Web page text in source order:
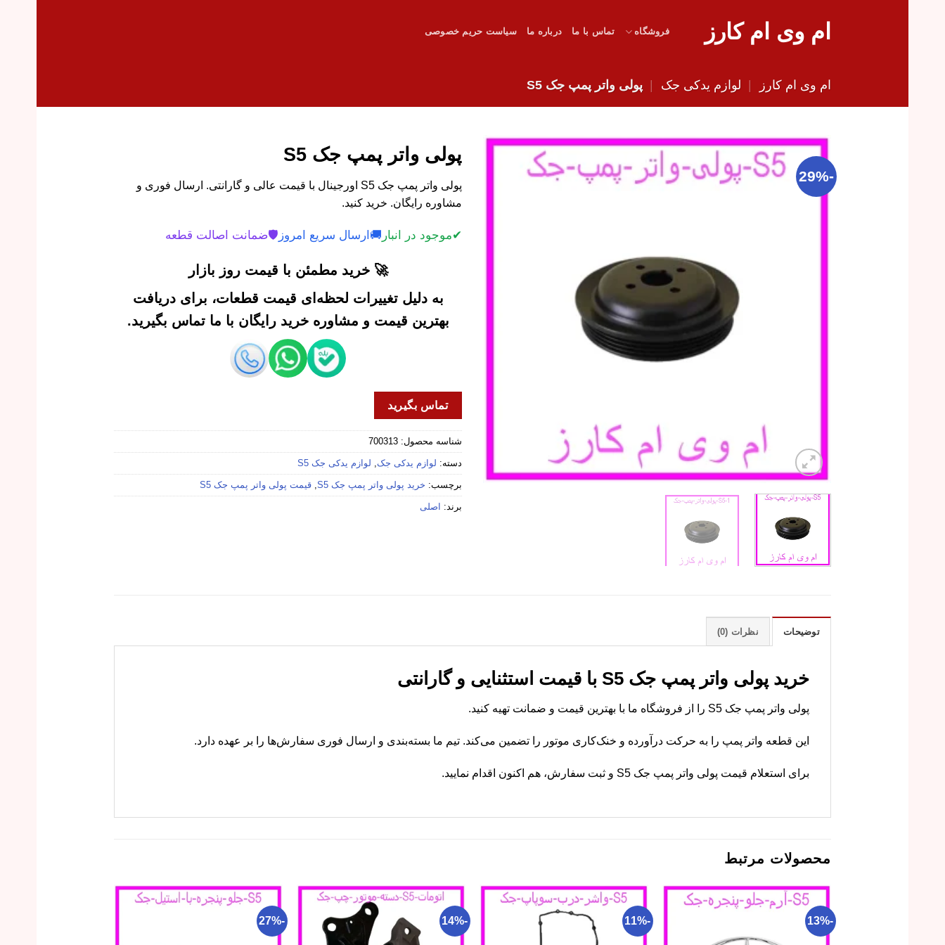
ام وی ام کارز فروشگاه تماس با ما درباره ما سیاست حریم خصوصی
ام وی ام کارز | لوازم یدکی جک | پولی واتر پمپ جک S5
-29%
پولی واتر پمپ جک S5
پولی واتر پمپ جک S5 اورجینال با قیمت عالی و گارانتی. ارسال فوری و
مشاوره رایگان. خرید کنید.
✔موجود در انبار 🚚 ارسال سریع امروز 🛡️ضمانت اصالت قطعه
🚀 خرید مطمئن با قیمت روز بازار
به دلیل تغییرات لحظه‌ای قیمت قطعات، برای دریافت
بهترین قیمت و مشاوره خرید رایگان با ما تماس بگیرید.
تماس بگیرید
شناسه محصول: 700313
دسته: لوازم یدکی جک لوازم یدکی جک S5
برچسب: خرید پولی واتر پمپ جک S5 قیمت پولی واتر پمپ جک S5
برند: اصلی
توضیحات نظرات (0)
خرید پولی واتر پمپ جک S5 با قیمت استثنایی و گارانتی
پولی واتر پمپ جک S5 را از فروشگاه ما با بهترین قیمت و ضمانت تهیه کنید.
این قطعه واتر پمپ را به حرکت درآورده و خنک‌کاری موتور را تضمین می‌کند. تیم ما بسته‌بندی و ارسال فوری سفارش‌ها را بر عهده دارد.
برای استعلام قیمت پولی واتر پمپ جک S5 و ثبت سفارش، هم اکنون اقدام نمایید.
محصولات مرتبط
-13%
-11%
-14%
-27%